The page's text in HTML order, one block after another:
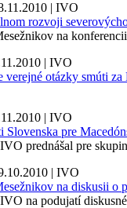
| IVO
rozvoji
na
| IVO
verejné otázky smúti za
| IVO
Slovenska pre
prednášal pre
| IVO
na diskusii o
na podujatí